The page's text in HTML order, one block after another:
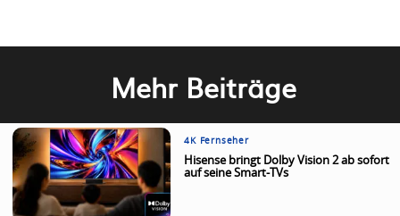
Mehr Beiträge
4K Fernseher
Hisense bringt Dolby Vision 2 ab sofort
auf seine Smart-TVs